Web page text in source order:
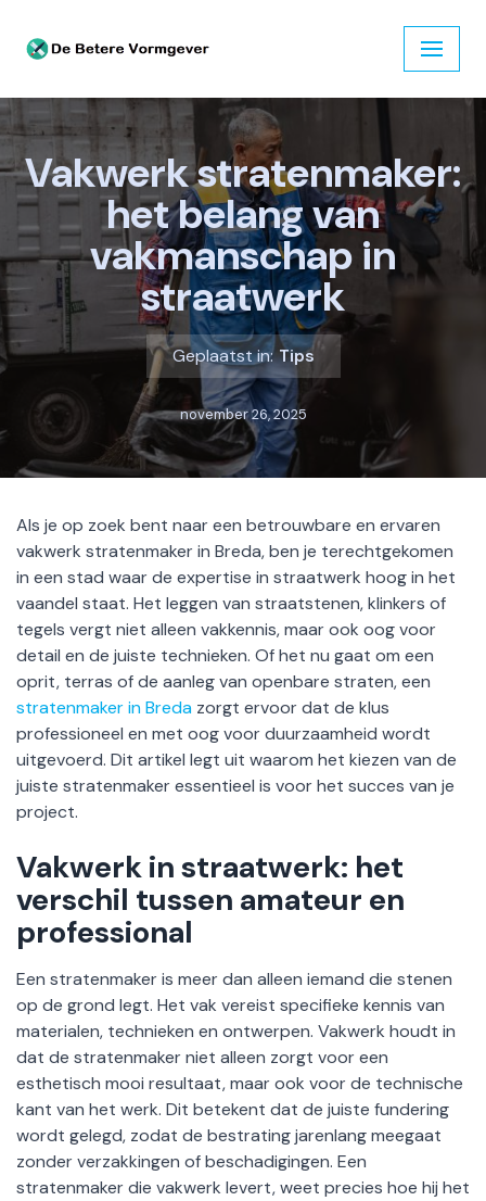
Ga
inhoud
Vakwerk stratenmaker:
het belang van
vakmanschap in
straatwerk
Geplaatst in: Tips
november 26, 2025
Als je op zoek bent naar een betrouwbare en ervaren
vakwerk stratenmaker in Breda, ben je terechtgekomen
in een stad waar de expertise in straatwerk hoog in het
vaandel staat. Het leggen van straatstenen, klinkers of
tegels vergt niet alleen vakkennis, maar ook oog voor
detail en de juiste technieken. Of het nu gaat om een
oprit, terras of de aanleg van openbare straten, een
stratenmaker in Breda zorgt ervoor dat de klus
professioneel en met oog voor duurzaamheid wordt
uitgevoerd. Dit artikel legt uit waarom het kiezen van de
juiste stratenmaker essentieel is voor het succes van je
project.
Vakwerk in straatwerk: het
verschil tussen amateur en
professional
Een stratenmaker is meer dan alleen iemand die stenen
op de grond legt. Het vak vereist specifieke kennis van
materialen, technieken en ontwerpen. Vakwerk houdt in
dat de stratenmaker niet alleen zorgt voor een
esthetisch mooi resultaat, maar ook voor de technische
kant van het werk. Dit betekent dat de juiste fundering
wordt gelegd, zodat de bestrating jarenlang meegaat
zonder verzakkingen of beschadigingen. Een
stratenmaker die vakwerk levert, weet precies hoe hij het